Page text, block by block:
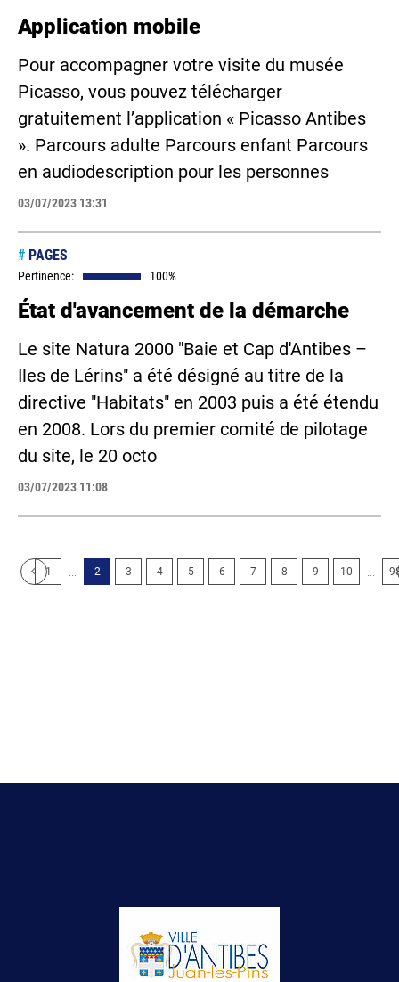
Application mobile
Pour accompagner votre visite du musée
Picasso, vous pouvez télécharger
gratuitement l’application « Picasso Antibes
». Parcours adulte Parcours enfant Parcours
en audiodescription pour les personnes
03/07/2023 13:31
# PAGES
Pertinence: 100%
État d'avancement de la démarche
Le site Natura 2000 "Baie et Cap d'Antibes –
Iles de Lérins" a été désigné au titre de la
directive "Habitats" en 2003 puis a été étendu
en 2008. Lors du premier comité de pilotage
du site, le 20 octo
03/07/2023 11:08
1 2 3 4 5 6 7 8 9 10